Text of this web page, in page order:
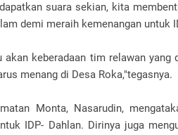
suara sekian, kita
demi meraih kemenangan untuk
akan keberadaan tim relawan
menang di Desa Roka,"tegasnya.
Monta, Nasarudin,
IDP- Dahlan. Dirinya juga